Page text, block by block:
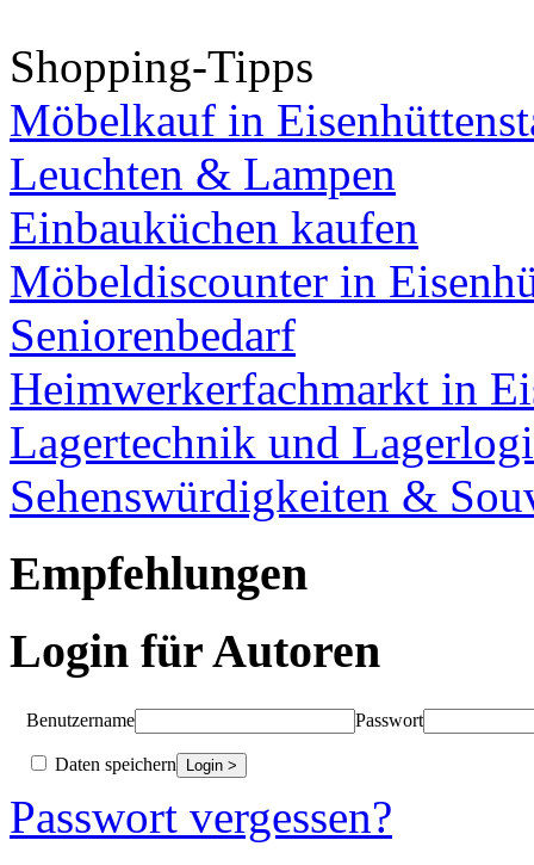
Shopping-Tipps
Möbelkauf in
Leuchten & Lampen
Einbauküchen kaufen
Möbeldiscounter in
Seniorenbedarf
Heimwerkerfachmarkt in
Lagertechnik und
Sehenswürdigkeiten &
Empfehlungen
Login für Autoren
Benutzername Passwort
Daten speichern
Passwort vergessen?